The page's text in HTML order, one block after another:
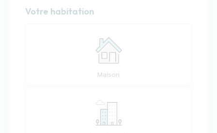
Habitation
Votre habitation
Maison